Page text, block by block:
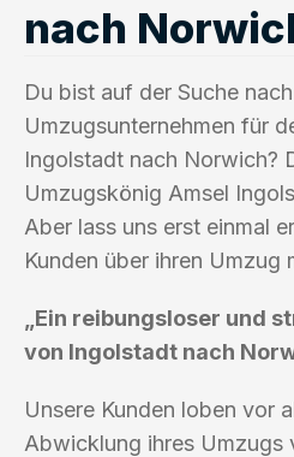
nach
Du bist auf der Suche
Umzugsunternehmen für
Ingolstadt nach Norwich?
Umzugskönig Amsel
Aber lass uns erst einmal
Kunden über ihren Umzug
„Ein reibungsloser und
von Ingolstadt nach
Unsere Kunden loben vor
Abwicklung ihres Umzugs